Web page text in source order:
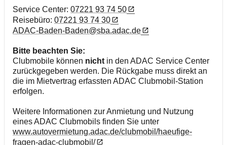
Service Center: 07221 93 74 50
Reisebüro: 07221 93 74 30
ADAC-Baden-Baden@sba.adac.de
Bitte beachten Sie:
Clubmobile können nicht in den ADAC Service Center
zurückgegeben werden. Die Rückgabe muss direkt an
die im Mietvertrag erfassten ADAC Clubmobil-Station
erfolgen.
Weitere Informationen zur Anmietung und Nutzung
eines ADAC Clubmobils finden Sie unter
www.autovermietung.adac.de/clubmobil/haeufige-
fragen-adac-clubmobil/